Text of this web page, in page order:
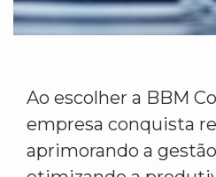
Ao escolher a BBM
empresa conquista
aprimorando a